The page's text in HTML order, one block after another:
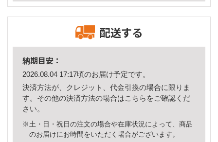
配送する
納期目安：
2026.08.04 17:17頃のお届け予定です。
決済方法が、クレジット、代金引換の場合に限りま
す。その他の決済方法の場合はこちら をご確認くだ
さい。
※土・日・祝日の注文の場合や在庫状況によって、商品
のお届けにお時間をいただく場合がございます。